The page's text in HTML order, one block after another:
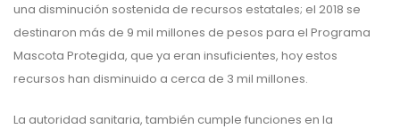
una disminución sostenida de recursos estatales; el 2018 se
destinaron más de 9 mil millones de pesos para el Programa
Mascota Protegida, que ya eran insuficientes, hoy estos
recursos han disminuido a cerca de 3 mil millones.
La autoridad sanitaria, también cumple funciones en la